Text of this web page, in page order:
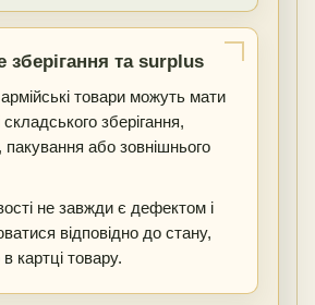
зберігання та surplus
армійські товари можуть мати
зберігання,
пакування або зовнішнього
не завжди є дефектом і
відповідно до стану,
картці товару.